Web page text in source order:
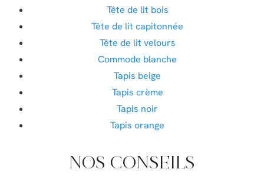
Tête de lit bois
Tête de lit capitonnée
Tête de lit velours
Commode blanche
Tapis beige
Tapis crème
Tapis noir
Tapis orange
NOS CONSEILS